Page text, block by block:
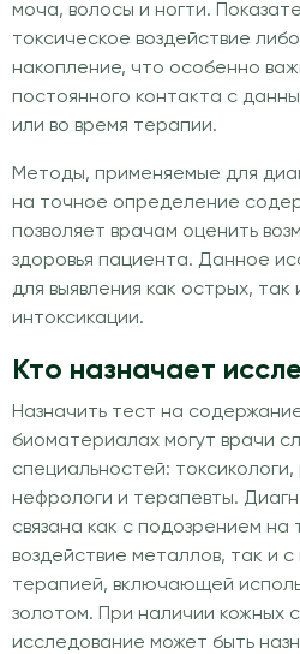
моча, волосы и ногти.
токсическое воздействие
накопление, что особенно
постоянного контакта с
или во время терапии.
Методы, применяемые для
на точное определение
позволяет врачам оценить
здоровья пациента. Данное
для выявления как острых,
интоксикации.
Кто назначает
Назначить тест на
биоматериалах могут врачи
специальностей:
нефрологи и терапевты.
связана как с подозрением на
воздействие металлов, так и
терапией, включающей
золотом. При наличии кожных
исследование может быть